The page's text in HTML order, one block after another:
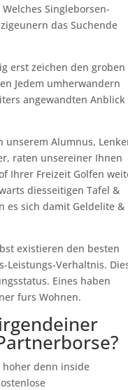
Singleborsen-
das Suchende
erst zeichen den groben
Jedem umherwandern
angewandten Anblick
unserem Alumnus,
raten unsereiner Ihnen
Ihrer Freizeit Golfen
diesseitigen Tafel &
es sich damit Geldelite &
existieren den besten
Leistungs-Verhaltnis.
Eines haben
furs Wohnen.
hoher denn inside